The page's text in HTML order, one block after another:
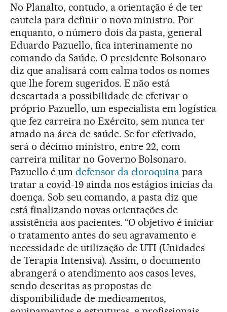
No Planalto, contudo, a orientação é de ter
cautela para definir o novo ministro. Por
enquanto, o número dois da pasta, general
Eduardo Pazuello, fica interinamente no
comando da Saúde. O presidente Bolsonaro
diz que analisará com calma todos os nomes
que lhe forem sugeridos. E não está
descartada a possibilidade de efetivar o
próprio Pazuello, um especialista em logística
que fez carreira no Exército, sem nunca ter
atuado na área de saúde. Se for efetivado,
será o décimo ministro, entre 22, com
carreira militar no Governo Bolsonaro.
Pazuello é um defensor da cloroquinapara
tratar a covid-19 ainda nos estágios inicias da
doença. Sob seu comando, a pasta diz que
está finalizando novas orientações de
assistência aos pacientes. “O objetivo é iniciar
o tratamento antes do seu agravamento e
necessidade de utilização de UTI (Unidades
de Terapia Intensiva). Assim, o documento
abrangerá o atendimento aos casos leves,
sendo descritas as propostas de
disponibilidade de medicamentos,